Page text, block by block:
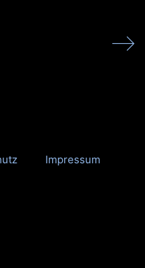
Impressum